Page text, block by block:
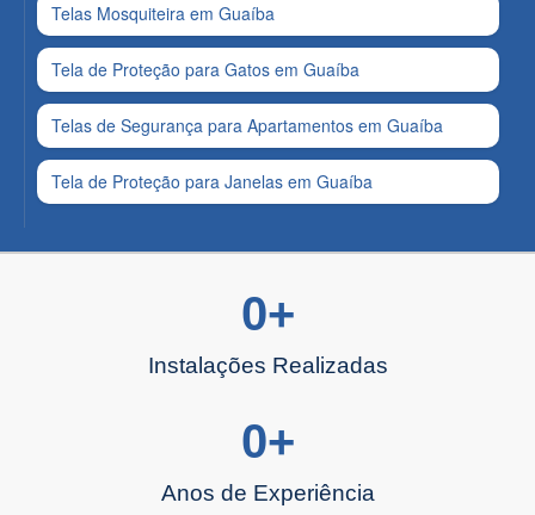
Telas Mosquiteira em Guaíba
Tela de Proteção para Gatos em Guaíba
Telas de Segurança para Apartamentos em Guaíba
Tela de Proteção para Janelas em Guaíba
Instalações Realizadas
0+
Anos de Experiência
0+